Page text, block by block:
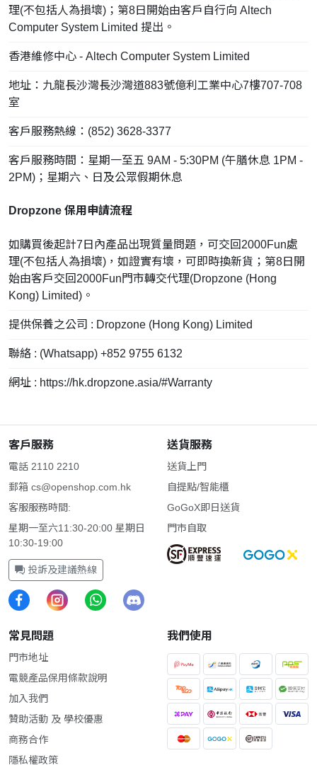
理(不包括人為損壞)；第8日開始由客戶自行向 Altech
Computer System Limited 提出。
香港維修中心 - Altech Computer System Limited
地址：九龍長沙灣長沙灣道883號億利工業中心7樓707-708
室
客戶服務熱線：(852) 3628-3377
客戶服務時間：星期一至五 9AM - 5:30PM (午膳休息 1PM -
2PM)；星期六、日及公眾假期休息
Dropzone 保用申請流程
如購買後起計7日內產品出現質量問題，可交回2000Fun處
理(不包括人為損壞)，如證實有壞，可即時換新貨；第8日開
始由客戶交回2000Fun門市轉交代理(Dropzone (Hong
Kong) Limited)。
提供保養之公司 : Dropzone (Hong Kong) Limited
聯絡 : (Whatsapp) +852 9755 6132
網址 : https://hk.dropzone.asia/#Warranty
客戶服務
電話 2110 2210
郵箱 cs@openshop.com.hk
客服服務時間:
星期一至六11:30-20:00 星期日
10:30-19:00
投訴及建議熱線
送貨服務
送貨上門
自提點/智能櫃
GoGoX即日送貨
門市自取
常見問題
門市地址
電競產品保用條款說明
加入我們
贊助活動 及 學校優惠
商務合作
隱私權政策
我們使用